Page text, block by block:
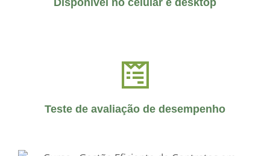
Teste de avaliação de desempenho